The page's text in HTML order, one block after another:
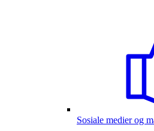
Sosiale medier og